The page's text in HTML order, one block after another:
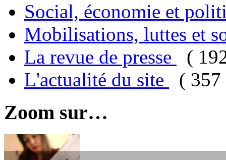
Social, économie et
Mobilisations, luttes et
La revue de presse
(
L'actualité du site
( 357
Zoom sur…